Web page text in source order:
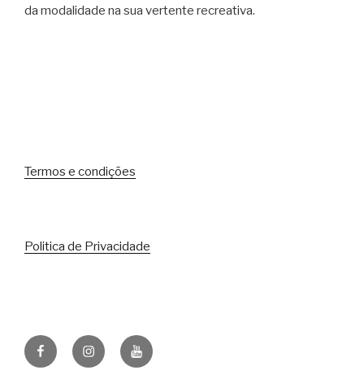
da modalidade na sua vertente recreativa.
Termos e condições
Politica de Privacidade
FacebookInstagramYoutube